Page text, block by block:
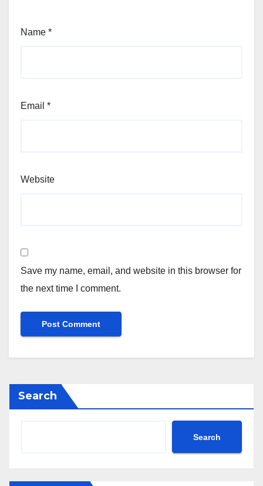
Name *
Email *
Website
Save my name, email, and website in this browser for
the next time I comment.
Search
Search